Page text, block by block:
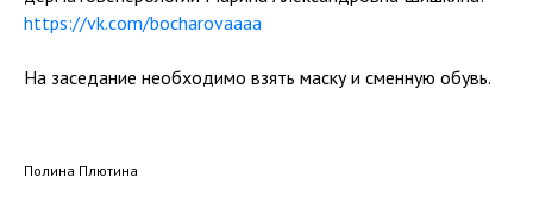
https://vk.com/bocharovaaaa
На заседание необходимо взять маску и сменную обувь.
Полина Плютина